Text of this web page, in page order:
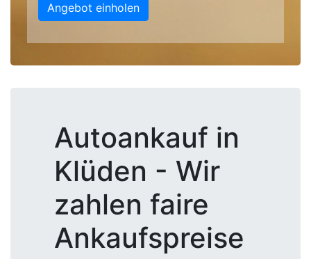
Angebot einholen
Autoankauf in
Klüden - Wir
zahlen faire
Ankaufspreise